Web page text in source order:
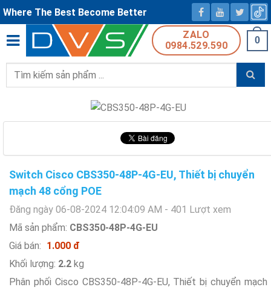
Where The Best Become Better
ZALO
0984.529.590
0
Tìm
kiếm:
Switch Cisco CBS350-48P-4G-EU, Thiết bị chuyển
mạch 48 cổng POE
Đăng ngày 06-08-2024 12:04:09 AM - 401 Lượt xem
Mã sản phẩm: CBS350-48P-4G-EU
Giá bán: 1.000 đ
Khối lượng: 2.2 kg
Phân phối Cisco CBS350-48P-4G-EU, Thiết bị chuyển mạch